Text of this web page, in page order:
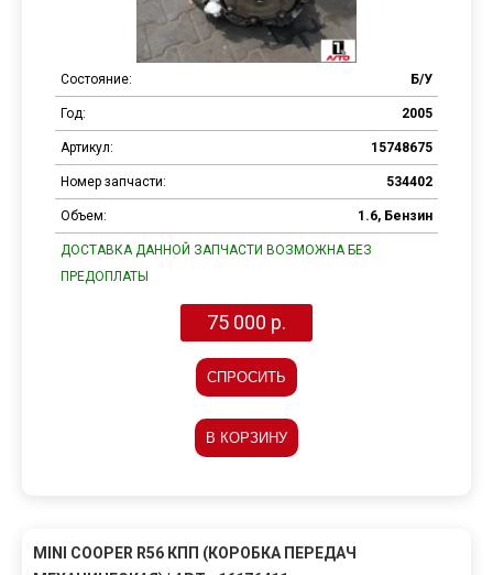
Состояние: Б/У
Год: 2005
Артикул: 15748675
Номер запчасти: 534402
Объем: 1.6, Бензин
ДОСТАВКА ДАННОЙ ЗАПЧАСТИ ВОЗМОЖНА БЕЗ
ПРЕДОПЛАТЫ
75 000 р.
СПРОСИТЬ
В КОРЗИНУ
MINI COOPER R56 КПП (КОРОБКА ПЕРЕДАЧ